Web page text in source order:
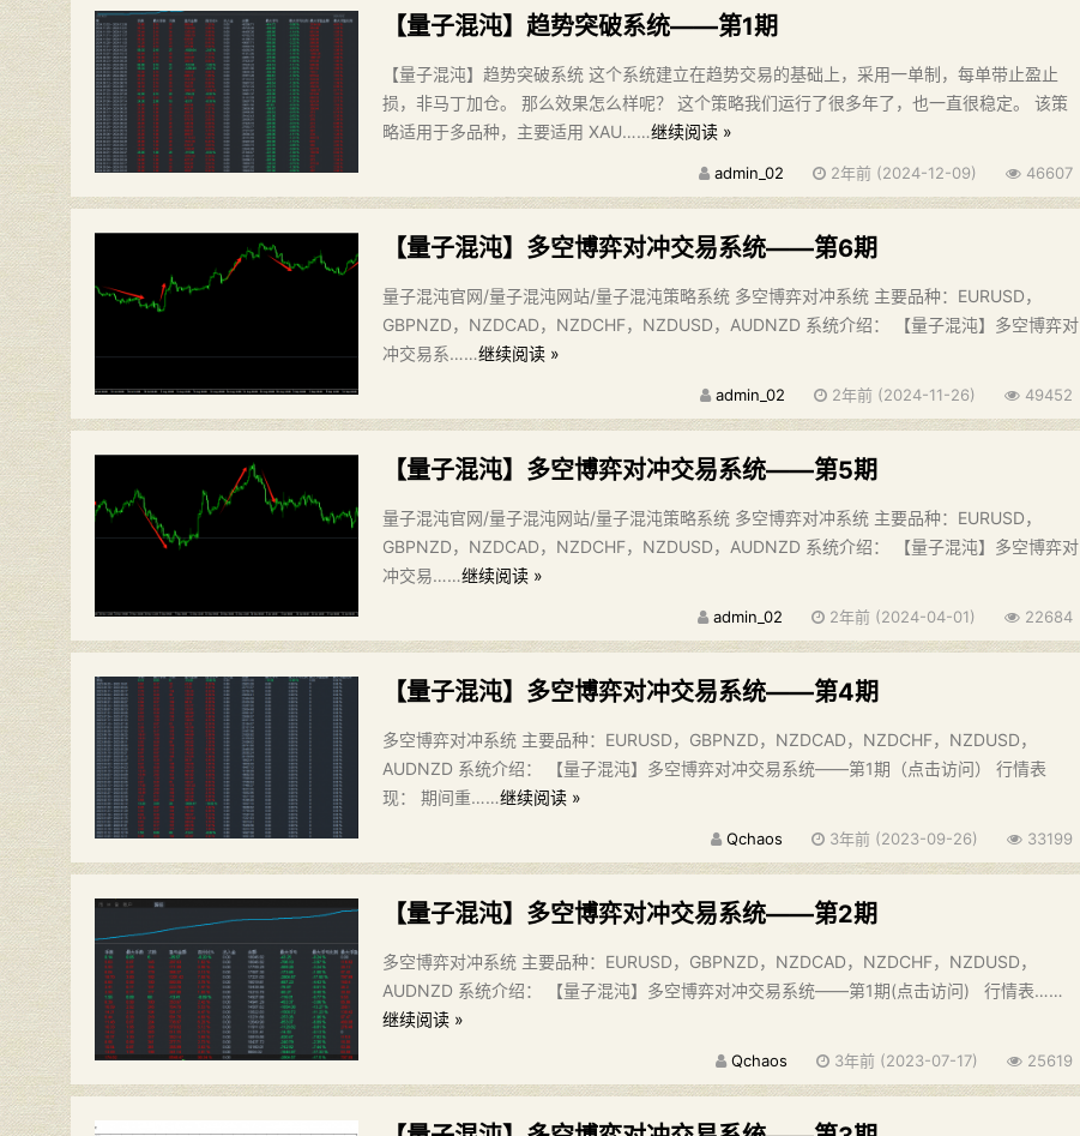
【量子混沌】趋势突破系统——第1期
【量子混沌】趋势突破系统 这个系统建立在趋势交易的基础上，采用一单制，每单带止盈止
损，非马丁加仓。 那么效果怎么样呢？ 这个策略我们运行了很多年了，也一直很稳定。 该策
略适用于多品种，主要适用 XAU……继续阅读 »
admin_02 2年前 (2024-12-09) 46607
【量子混沌】多空博弈对冲交易系统——第6期
量子混沌官网/量子混沌网站/量子混沌策略系统 多空博弈对冲系统 主要品种：EURUSD，
GBPNZD，NZDCAD，NZDCHF，NZDUSD，AUDNZD 系统介绍： 【量子混沌】多空博弈对
冲交易系……继续阅读 »
admin_02 2年前 (2024-11-26) 49452
【量子混沌】多空博弈对冲交易系统——第5期
量子混沌官网/量子混沌网站/量子混沌策略系统 多空博弈对冲系统 主要品种：EURUSD，
GBPNZD，NZDCAD，NZDCHF，NZDUSD，AUDNZD 系统介绍： 【量子混沌】多空博弈对
冲交易……继续阅读 »
admin_02 2年前 (2024-04-01) 22684
【量子混沌】多空博弈对冲交易系统——第4期
多空博弈对冲系统 主要品种：EURUSD，GBPNZD，NZDCAD，NZDCHF，NZDUSD，
AUDNZD 系统介绍： 【量子混沌】多空博弈对冲交易系统——第1期（点击访问） 行情表
现： 期间重……继续阅读 »
Qchaos 3年前 (2023-09-26) 33199
【量子混沌】多空博弈对冲交易系统——第2期
多空博弈对冲系统 主要品种：EURUSD，GBPNZD，NZDCAD，NZDCHF，NZDUSD，
AUDNZD 系统介绍： 【量子混沌】多空博弈对冲交易系统——第1期(点击访问) 行情表……
继续阅读 »
Qchaos 3年前 (2023-07-17) 25619